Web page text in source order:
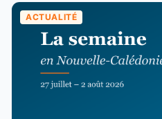
ACTUALITÉ